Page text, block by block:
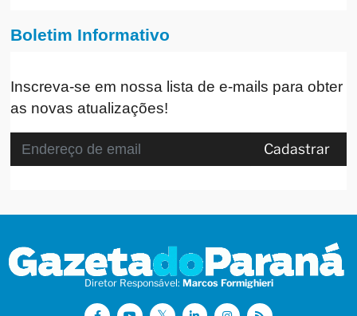
Boletim Informativo
Inscreva-se em nossa lista de e-mails para obter
as novas atualizações!
Cadastrar
Diretor Responsável: Marcos Formighieri